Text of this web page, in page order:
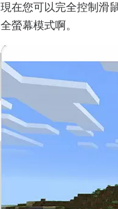
現在您可以完全控制滑
全螢幕模式啊。